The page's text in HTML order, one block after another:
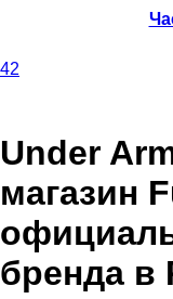
42
Under
магазин
бренда в